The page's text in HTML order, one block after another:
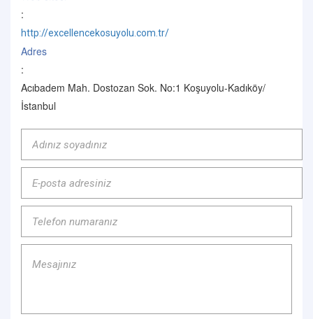
:
http://excellencekosuyolu.com.tr/
Adres
:
Acıbadem Mah. Dostozan Sok. No:1 Koşuyolu-Kadıköy/
İstanbul